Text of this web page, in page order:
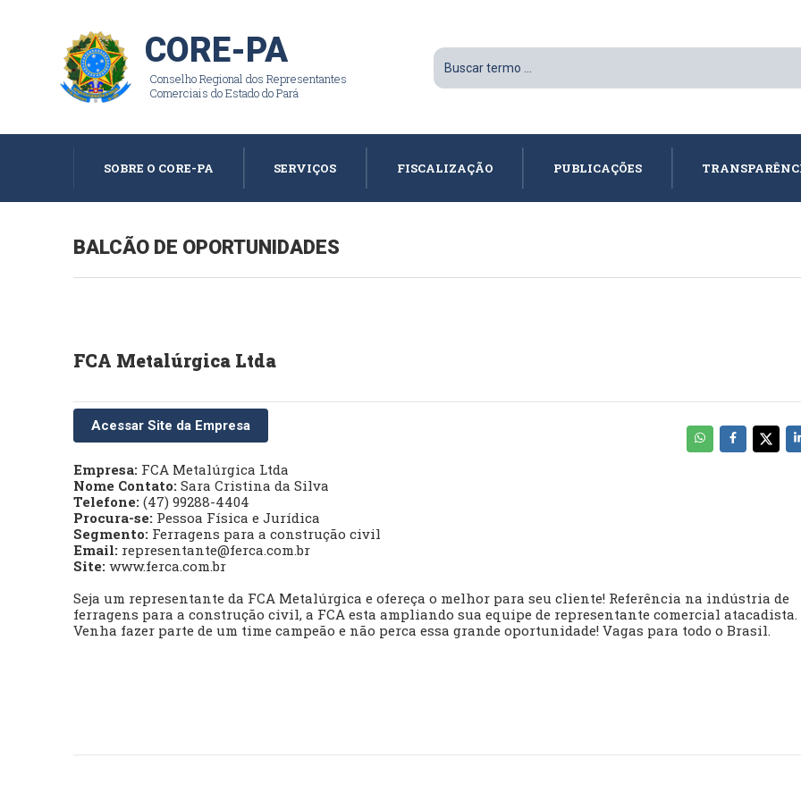
CORE-PA
Conselho Regional dos Representantes
Comerciais do Estado do Pará
SOBRE O CORE-PA SERVIÇOS FISCALIZAÇÃO PUBLICAÇÕES
BALCÃO DE OPORTUNIDADES
FCA Metalúrgica Ltda
Acessar Site da Empresa
Empresa: FCA Metalúrgica Ltda
Nome Contato: Sara Cristina da Silva
Telefone: (47) 99288-4404
Procura-se: Pessoa Física e Jurídica
Segmento: Ferragens para a construção civil
Email: representante@ferca.com.br
Site: www.ferca.com.br
Seja um representante da FCA Metalúrgica e ofereça o melhor para seu cliente! Referência na indústria de
ferragens para a construção civil, a FCA esta ampliando sua equipe de representante comercial atacadista.
Venha fazer parte de um time campeão e não perca essa grande oportunidade! Vagas para todo o Brasil.